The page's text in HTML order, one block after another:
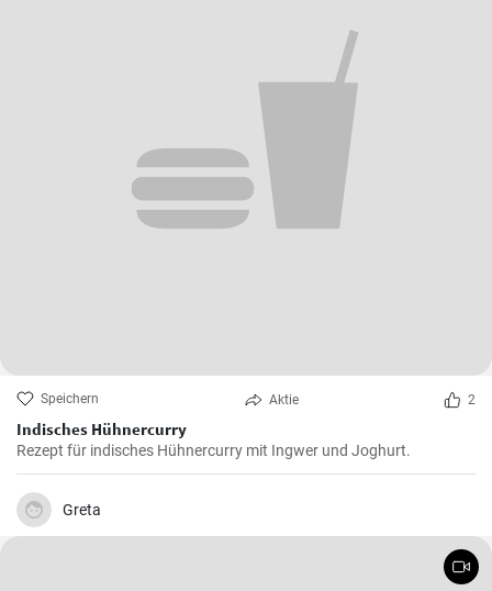
Speichern Aktie 2
Indisches Hühnercurry
Rezept für indisches Hühnercurry mit Ingwer und Joghurt.
Greta